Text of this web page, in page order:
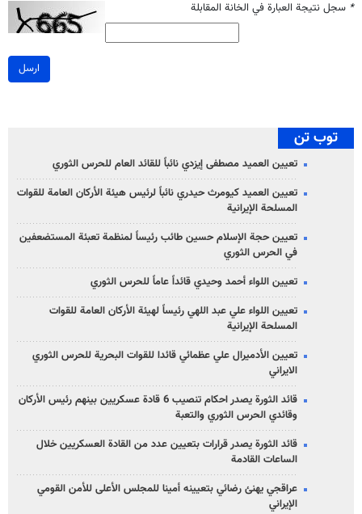
* سجل نتيجة العبارة في الخانة المقابلة
ارسل
توب تن
تعيين العميد مصطفى إيزدي نائباً للقائد العام للحرس الثوري
تعيين العميد كيومرث حيدري نائباً لرئيس هيئة الأركان العامة للقوات
المسلحة الإيرانية
تعيين حجة الإسلام حسين طائب رئيساً لمنظمة تعبئة المستضعفين
في الحرس الثوري
تعيين اللواء أحمد وحيدي قائداً عاماً للحرس الثوري
تعيين اللواء علي عبد اللهي رئيساً لهيئة الأركان العامة للقوات
المسلحة الإيرانية
تعيين الأدميرال علي عظمائي قائدا للقوات البحرية للحرس الثوري
الايراني
قائد الثورة يصدر احكام تنصيب 6 قادة عسكريين بينهم رئيس الأركان
وقائدي الحرس الثوري والتعبة
قائد الثورة يصدر قرارات بتعيين عدد من القادة العسكريين خلال
الساعات القادمة
عراقجي يهنئ رضائي بتعيينه أمينا للمجلس الأعلى للأمن القومي
الإيراني